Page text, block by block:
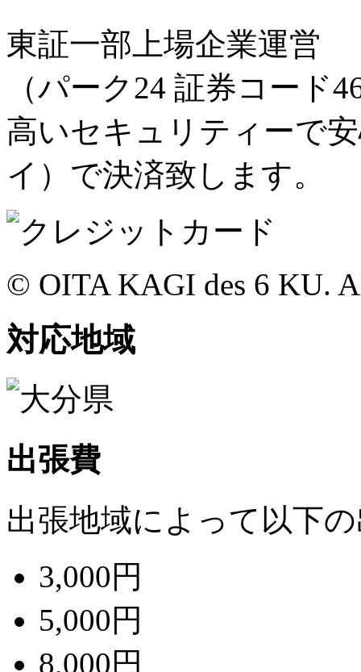
東証一部上場企業運営
（パーク24 証券コード
高いセキュリティーで
イ）で決済致します。
© OITA KAGI des 6 KU.
対応地域
出張費
出張地域によって以下
3,000円
5,000円
8,000円